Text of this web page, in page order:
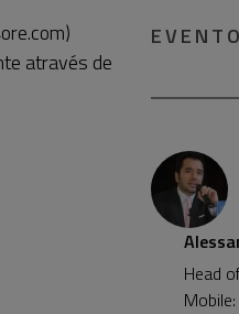
através de
Head